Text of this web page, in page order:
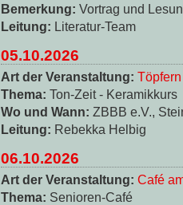
Bemerkung: Vortrag und
Leitung: Literatur-Team
05.10.2026
Art der Veranstaltung: Töpfern
Thema: Ton-Zeit - Keramikkurs
Wo und Wann: ZBBB e.V.,
Leitung: Rebekka Helbig
06.10.2026
Art der Veranstaltung: Café
Thema: Senioren-Café